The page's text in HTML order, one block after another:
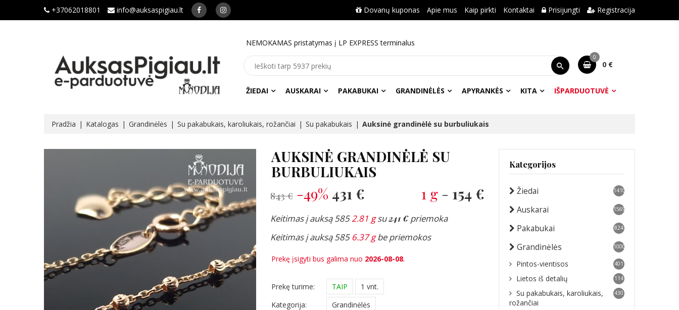
+37062018801 info@auksaspigiau.lt Dovanų kuponas Apie mus Kaip pirkti Kontaktai Prisijungti Registracija
NEMOKAMAS pristatymas į LP EXPRESS terminalus
0
0 €
ŽIEDAI AUSKARAI PAKABUKAI GRANDINĖLĖS APYRANKĖS KITA IŠPARDUOTUVĖ
Pradžia Katalogas Grandinėlės Su pakabukais, karoliukais, rožančiai Su pakabukais Auksinė grandinėlė su burbuliukais
AUKSINĖ GRANDINĖLĖ SU
BURBULIUKAIS
843 € -49% 431 € 1 g - 154 €
Keitimas į auksą 5852.81 gsu241 €priemoka
Keitimas į auksą 585 6.37 gbe priemokos
Prekę įsigyti bus galima nuo 2026-08-08.
Prekę turime: TAIP
1 vnt.
Kategorija:
Grandinėlės
Kategorijos
Žiedai 1410
Auskarai 1569
Pakabukai 824
Grandinėlės 1000
Pintos-vientisos 401
Lietos iš detalių 114
Su pakabukais, karoliukais,
rožančiai
430